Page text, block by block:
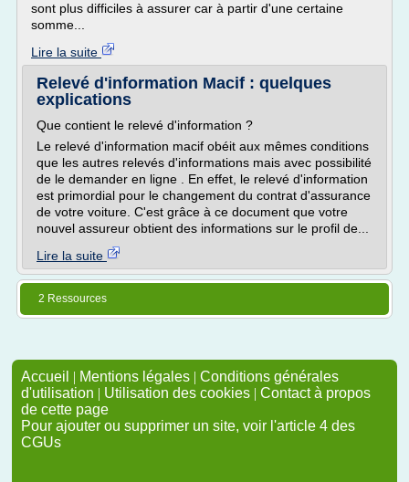
sont plus difficiles à assurer car à partir d'une certaine
somme...
Lire la suite
Relevé d'information Macif : quelques
explications
Que contient le relevé d'information ?
Le relevé d'information macif obéit aux mêmes conditions
que les autres relevés d'informations mais avec possibilité
de le demander en ligne . En effet, le relevé d'information
est primordial pour le changement du contrat d'assurance
de votre voiture. C'est grâce à ce document que votre
nouvel assureur obtient des informations sur le profil de...
Lire la suite
2 Ressources
Accueil | Mentions légales | Conditions générales
d'utilisation | Utilisation des cookies | Contact à propos
de cette page
Pour ajouter ou supprimer un site, voir l'article 4 des
CGUs